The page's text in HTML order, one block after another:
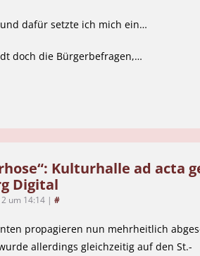
und dafür setzte ich mich ein…
doch die Bürgerbefragen,…
Kulturhalle ad acta
Digital
um 14:14 | #
propagieren nun mehrheitlich
allerdings gleichzeitig auf den St.-